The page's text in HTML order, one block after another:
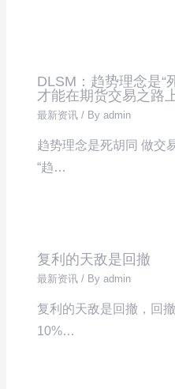
DLSM：趋势理念是“
才能在期货交易之路
最新资讯 / Byadmin
趋势理念是死胡同 做交
“趋…
复利的天敌是回撤
最新资讯 / Byadmin
复利的天敌是回撤，回
10%…